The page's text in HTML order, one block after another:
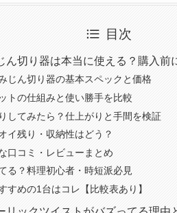
目次
ん切り器は本当に使える？購入前
じん切り器の基本スペックと価格
トの仕組みと使い勝手を比較
してみたら？仕上がりと手間を検証
イ残り・収納性はどう？
口コミ・レビューまとめ
る？料理初心者・時短派必見
めの1台はコレ【比較表あり】